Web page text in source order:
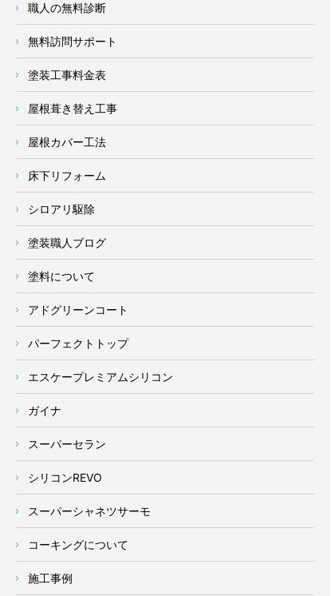
職人の無料診断
無料訪問サポート
塗装工事料金表
屋根葺き替え工事
屋根カバー工法
床下リフォーム
シロアリ駆除
塗装職人ブログ
塗料について
アドグリーンコート
パーフェクトトップ
エスケープレミアムシリコン
ガイナ
スーパーセラン
シリコンREVO
スーパーシャネツサーモ
コーキングについて
施工事例